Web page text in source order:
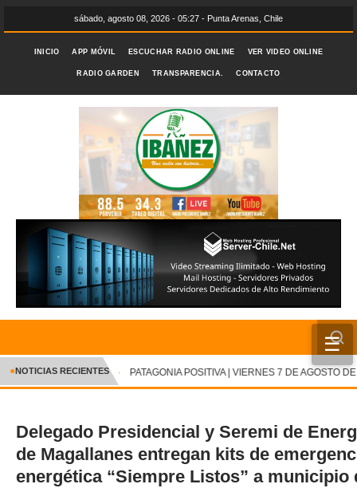
sábado, agosto 08, 2026 - 05:27 - Punta Arenas, Chile
INICIO APP MÓVIL ESCUCHAR RADIO ONLINE VER VIDEO ONLINE
RADIO GARDEN TRANSPARENCIA. CONTACTO
☰
INICIO
CRÓNICA
DEPORTES
ENTRETENIMIENTO Y CULTURA
✕
●NOTICIAS RECIENTES PATAGONIA POSITIVA | VIERNES 7 DE AGOSTO DE
Delegado Presidencial y Seremi de
de Magallanes entregan kits de
energética “Siempre Listos” a municipio